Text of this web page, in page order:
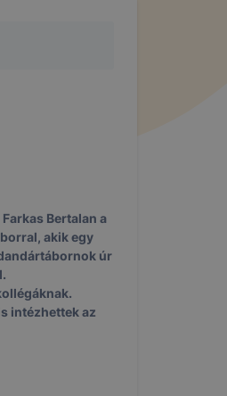
Bertalan a
akik egy
úr
intézhettek az